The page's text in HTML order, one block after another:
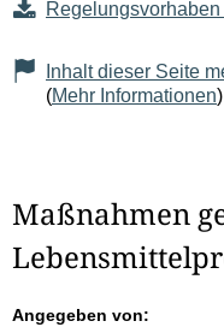
Inhalt dieser Seite
(Mehr Informationen)
Maßnahmen
Angegeben von: